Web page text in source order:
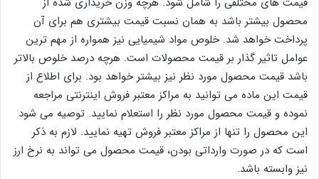
محصول بیشتر باشد به همان نسبت قیمت بیشتری هم برای آن
پرداخت خواهد شد. خلوص مواد شیمیایی نیز همواره از مهم ترین
عوامل تاثیر گذار بر قیمت محصولات است. هرچه درصد خلوص بالاتر
باشد قیمت محصول مورد نظر نیز بیشتر خواهد بود. برای اطلاع از
قیمت این ماده می توانید به مراکز معتبر فروش اینترنتی مراجعه
نموده و قیمت محصول مورد نظر را استعلام نمایید. توصیه می شود
این محصول را تنها از مراکز معتبر فروش تهیه نمایید. لازم به ذکر
است که در صورت وارداتی بودن، قیمت محصول می تواند به نرخ ارز
نیز وابسته باشد.